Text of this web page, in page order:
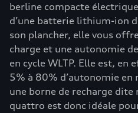
berline compacte
d’une batterie lithium-ion
son plancher, elle vous
charge et une autonomie
en cycle WLTP. Elle est, en
5% à 80% d’autonomie
une borne de recharge dite
quattro est donc idéale